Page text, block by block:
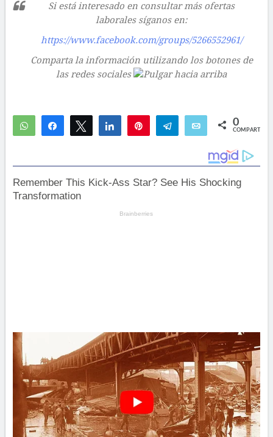
Si está interesado en consultar más ofertas
laborales síganos en:
https://www.facebook.com/groups/5266552961/
Comparta la información utilizando los botones de
las redes sociales
WhatsAppCompartirTwittear Compartir Telegram Email 0
COMPARTIR